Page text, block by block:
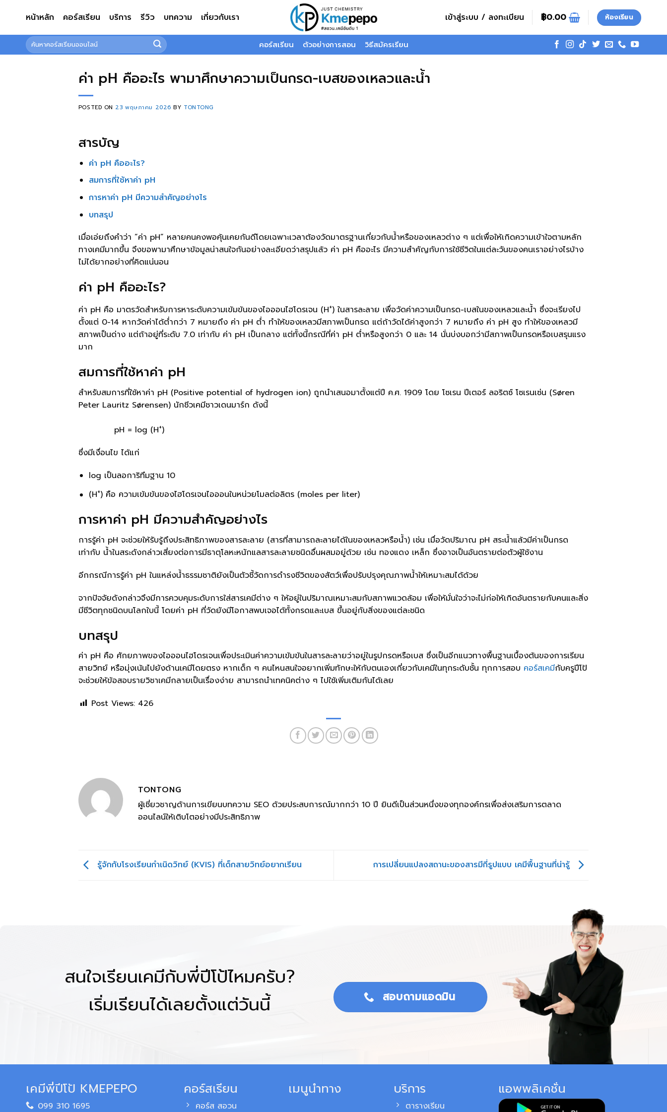
หน้าหลัก คอร์สเรียน บริการ รีวิว บทความ เกี่ยวกับเรา เข้าสู่ระบบ / ลงทะเบียน ฿0.00 ห้องเรียน
ค้นหา: คอร์สเรียน ตัวอย่างการสอน วิธีสมัครเรียน
ค่า pH คืออะไร พามาศึกษาความเป็นกรด-เบสของเหลวและน้ำ
POSTED ON 23 พฤษภาคม 2026 BY TONTONG
สารบัญ
ค่า pH คืออะไร?
สมการที่ใช้หาค่า pH
การหาค่า pH มีความสำคัญอย่างไร
บทสรุป
เมื่อเอ่ยถึงคำว่า “ค่า pH” หลายคนคงพอคุ้นเคยกันดีโดยเฉพาะเวลาต้องวัดมาตรฐานเกี่ยวกับน้ำหรือของเหลวต่าง ๆ แต่เพื่อให้เกิดความเข้าใจตามหลัก
ทางเคมีมากขึ้น จึงขอพามาศึกษาข้อมูลน่าสนใจกันอย่างละเอียดว่าสรุปแล้ว ค่า pH คืออะไร มีความสำคัญกับการใช้ชีวิตในแต่ละวันของคนเราอย่างไรบ้าง
ไม่ได้ยากอย่างที่คิดแน่นอน
ค่า pH คืออะไร?
ค่า pH คือ มาตรวัดสำหรับการหาระดับความเข้มข้นของไอออนไฮโดรเจน (H+) ในสารละลาย เพื่อวัดค่าความเป็นกรด-เบสในของเหลวและน้ำ ซึ่งจะเรียงไป
ตั้งแต่ 0-14 หากวัดค่าได้ต่ำกว่า 7 หมายถึง ค่า pH ต่ำ ทำให้ของเหลวมีสภาพเป็นกรด แต่ถ้าวัดได้ค่าสูงกว่า 7 หมายถึง ค่า pH สูง ทำให้ของเหลวมี
สภาพเป็นด่าง แต่ถ้าอยู่ที่ระดับ 7.0 เท่ากับ ค่า pH เป็นกลาง แต่ทั้งนี้กรณีที่ค่า pH ต่ำหรือสูงกว่า 0 และ 14 นั่นบ่งบอกว่ามีสภาพเป็นกรดหรือเบสรุนแรง
มาก
สมการที่ใช้หาค่า pH
สำหรับสมการที่ใช้หาค่า pH (Positive potential of hydrogen ion) ถูกนำเสนอมาตั้งแต่ปี ค.ศ. 1909 โดย โซเรน ปีเตอร์ ลอริตซ์ โซเรนเซ่น (Søren
Peter Lauritz Sørensen) นักชีวเคมีชาวเดนมาร์ก ดังนี้
pH = log (H+)
ซึ่งมีเงื่อนไข ได้แก่
log เป็นลอการิทึมฐาน 10
(H+) คือ ความเข้มข้นของไฮโดรเจนไอออนในหน่วยโมลต่อลิตร (moles per liter)
การหาค่า pH มีความสำคัญอย่างไร
การรู้ค่า pH จะช่วยให้รับรู้ถึงประสิทธิภาพของสารละลาย (สารที่สามารถละลายได้ในของเหลวหรือน้ำ) เช่น เมื่อวัดปริมาณ pH สระน้ำแล้วมีค่าเป็นกรด
เท่ากับ น้ำในสระดังกล่าวเสี่ยงต่อการมีธาตุโลหะหนักแลสารละลายชนิดอื่นผสมอยู่ด้วย เช่น ทองแดง เหล็ก ซึ่งอาจเป็นอันตรายต่อตัวผู้ใช้งาน
อีกกรณีการรู้ค่า pH ในแหล่งน้ำธรรมชาติยังเป็นตัวชี้วัดการดำรงชีวิตของสัตว์เพื่อปรับปรุงคุณภาพน้ำให้เหมาะสมได้ด้วย
จากปัจจัยดังกล่าวจึงมีการควบคุมระดับการใส่สารเคมีต่าง ๆ ให้อยู่ในปริมาณเหมาะสมกับสภาพแวดล้อม เพื่อให้มั่นใจว่าจะไม่ก่อให้เกิดอันตรายกับคนและสิ่ง
มีชีวิตทุกชนิดบนโลกใบนี้ โดยค่า pH ที่วัดยังมีโอกาสพบเจอได้ทั้งกรดและเบส ขึ้นอยู่กับสิ่งของแต่ละชนิด
บทสรุป
ค่า pH คือ ศักยภาพของไอออนไฮโดรเจนเพื่อประเมินค่าความเข้มข้นในสารละลายว่าอยู่ในรูปกรดหรือเบส ซึ่งเป็นอีกแนวทางพื้นฐานเบื้องต้นของการเรียน
สายวิทย์ หรือมุ่งเน้นไปยังด้านเคมีโดยตรง หากเด็ก ๆ คนไหนสนใจอยากเพิ่มทักษะให้กับตนเองเกี่ยวกับเคมีในทุกระดับชั้น ทุกการสอบ คอร์สเคมีกับครูปีโป้
จะช่วยให้ข้อสอบรายวิชาเคมีกลายเป็นเรื่องง่าย สามารถนำเทคนิคต่าง ๆ ไปใช้เพิ่มเติมกันได้เลย
Post Views: 426
TONTONG
ผู้เชี่ยวชาญด้านการเขียนบทความ SEO ด้วยประสบการณ์มากกว่า 10 ปี ยินดีเป็นส่วนหนึ่งของทุกองค์กรเพื่อส่งเสริมการตลาด
ออนไลน์ให้เติบโตอย่างมีประสิทธิภาพ
รู้จักกับโรงเรียนกำเนิดวิทย์ (KVIS) ที่เด็กสายวิทย์อยากเรียน การเปลี่ยนแปลงสถานะของสารมีกี่รูปแบบ เคมีพื้นฐานที่น่ารู้
สนใจเรียนเคมีกับพี่ปีโป้ไหมครับ?
เริ่มเรียนได้เลยตั้งแต่วันนี้
สอบถามแอดมิน
เคมีพี่ปีโป้ KMEPEPO
099 310 1695
คอร์สเรียน
คอร์ส สอวน
เมนูนำทาง บริการ
ตารางเรียน
แอพพลิเคชั่น